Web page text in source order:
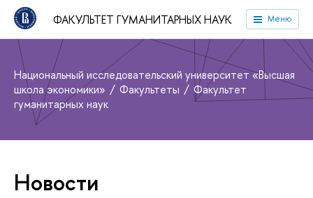
ФАКУЛЬТЕТ ГУМАНИТАРНЫХ НАУК Меню
Национальный исследовательский университет «Высшая
школа экономики»
Факультеты
Факультет
гуманитарных наук
Новости